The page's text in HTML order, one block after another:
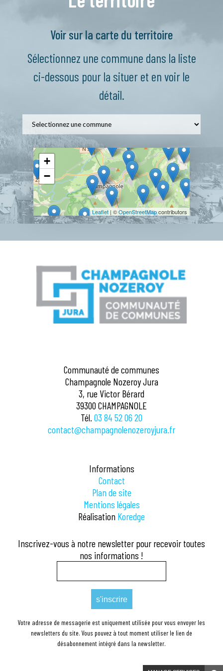
ÉQUEVILLON
ESSERVAL-TARTRE
FONCINE-LE-BAS
FONCINE-LE-HAUT
LA FAVIÈRE
LA LATETTE
LE FRASNOIS
LE LARDERET
LE PASQUIER
LE VAUDIOUX
LENT
LES PLANCHES-EN-MONTAGNE
LONGCOCHON
LOULLE
MARIGNY
MIGNOVILLARD
MONNET-LA-VILLE
MONT-SUR-MONNET
MONTROND
NEY
ONGLIÈRES
+
−
Leaflet| ©OpenStreetMapcontributors
Voir sur la carte du territoire
Sélectionnez une commune dans la liste
ci-dessous pour la situer et en voir le
détail.
Communauté de communes
Champagnole Nozeroy Jura
3, rue Victor Bérard
39300 CHAMPAGNOLE
Tél. 03 84 52 06 20
contact@champagnolenozeroyjura.fr
Informations
Contact
Plan de site
Mentions légales
Réalisation Koredge
Inscrivez-vous à notre newsletter pour recevoir toutes
nos informations !
Votre adresse de messagerie est uniquement utilisée pour vous envoyer les
newsletters du site. Vous pouvez à tout moment utiliser le lien de
désabonnement intégré dans la newsletter.